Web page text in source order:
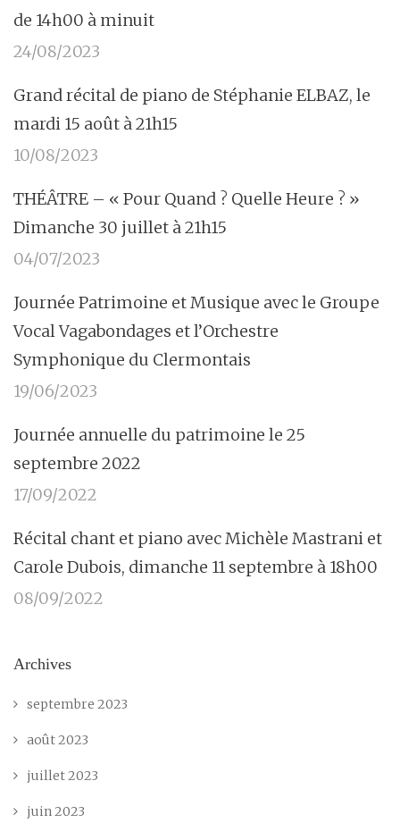
de 14h00 à minuit
24/08/2023
Grand récital de piano de Stéphanie ELBAZ, le
mardi 15 août à 21h15
10/08/2023
THÉÂTRE – « Pour Quand ? Quelle Heure ? »
Dimanche 30 juillet à 21h15
04/07/2023
Journée Patrimoine et Musique avec le Groupe
Vocal Vagabondages et l’Orchestre
Symphonique du Clermontais
19/06/2023
Journée annuelle du patrimoine le 25
septembre 2022
17/09/2022
Récital chant et piano avec Michèle Mastrani et
Carole Dubois, dimanche 11 septembre à 18h00
08/09/2022
Archives
septembre 2023
août 2023
juillet 2023
juin 2023